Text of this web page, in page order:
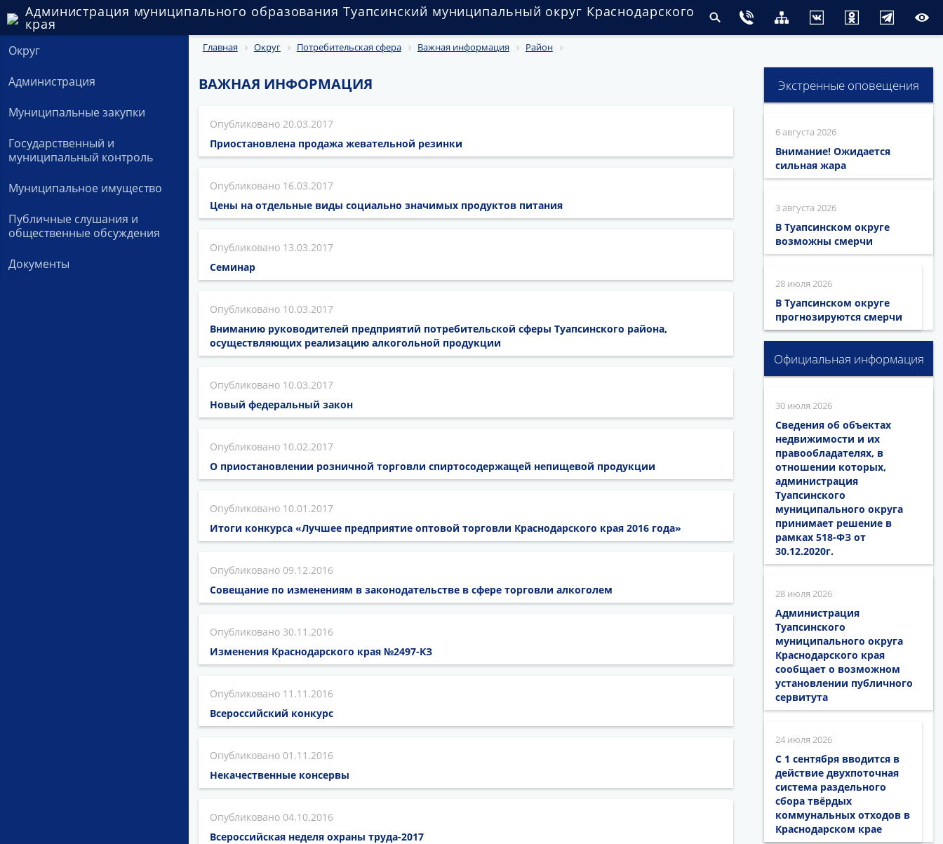
Администрация муниципального образования Туапсинский муниципальный округ Краснодарского
края
Округ
Администрация
Муниципальные закупки
Государственный и
муниципальный контроль
Муниципальное имущество
Публичные слушания и
общественные обсуждения
Документы
Главная Округ Потребительская сфера Важная информация Район
ВАЖНАЯ ИНФОРМАЦИЯ
20.03.2017
Приостановлена продажа жевательной резинки
16.03.2017
Цены на отдельные виды социально значимых продуктов питания
13.03.2017
Семинар
10.03.2017
Вниманию руководителей предприятий потребительской сферы Туапсинского района,
осуществляющих реализацию алкогольной продукции
10.03.2017
Новый федеральный закон
10.02.2017
О приостановлении розничной торговли спиртосодержащей непищевой продукции
10.01.2017
Итоги конкурса «Лучшее предприятие оптовой торговли Краснодарского края 2016 года»
09.12.2016
Совещание по изменениям в законодательстве в сфере торговли алкоголем
30.11.2016
Изменения Краснодарского края №2497-КЗ
11.11.2016
Всероссийский конкурс
01.11.2016
Некачественные консервы
04.10.2016
Всероссийская неделя охраны труда-2017
Экстренные оповещения
6 августа 2026
Внимание! Ожидается
сильная жара
3 августа 2026
В Туапсинском округе
возможны смерчи
28 июля 2026
В Туапсинском округе
прогнозируются смерчи
Официальная информация
30 июля 2026
Сведения об объектах
недвижимости и их
правообладателях, в
отношении которых,
администрация
Туапсинского
муниципального округа
принимает решение в
рамках 518-ФЗ от
30.12.2020г.
28 июля 2026
Администрация
Туапсинского
муниципального округа
Краснодарского края
сообщает о возможном
установлении публичного
сервитута
24 июля 2026
С 1 сентября вводится в
действие двухпоточная
система раздельного
сбора твёрдых
коммунальных отходов в
Краснодарском крае